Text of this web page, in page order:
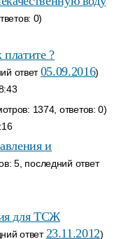
0)
?
ответ05.09.2016)
1374, ответов: 0)
и
5, последний ответ
для ТСЖ
ответ23.11.2012)